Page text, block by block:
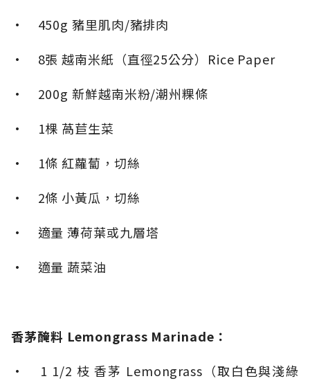
• 450g 豬里肌肉/豬排肉
• 8張 越南米紙（直徑25公分）Rice Paper
• 200g 新鮮越南米粉/潮州粿條
• 1棵 萵苣生菜
• 1條 紅蘿蔔，切絲
• 2條 小黃瓜，切絲
• 適量 薄荷葉或九層塔
• 適量 蔬菜油
香茅醃料 Lemongrass Marinade：
• 1 1/2 枝 香茅 Lemongrass（取白色與淺綠